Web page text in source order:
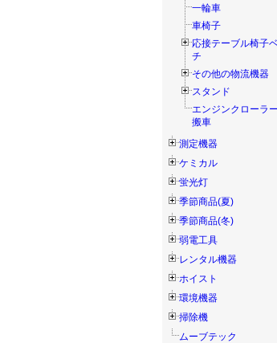
一輪車
車椅子
応接テーブル椅子
チ
その他の物流機器
スタンド
エンジンクローラ
搬車
測定機器
ケミカル
蛍光灯
季節商品(夏)
季節商品(冬)
弱電工具
レンタル機器
ホイスト
環境機器
掃除機
ムーブテック